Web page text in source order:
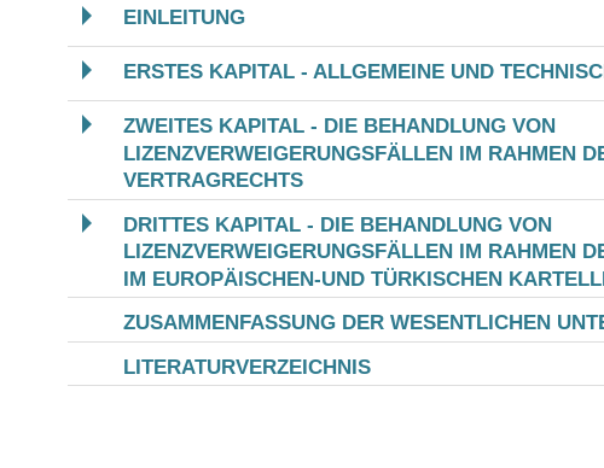
EINLEITUNG
ERSTES KAPITAL - ALLGEMEINE UND
ZWEITES KAPITAL - DIE BEHANDLUNG VON
LIZENZVERWEIGERUNGSFÄLLEN IM RAHMEN
VERTRAGRECHTS
DRITTES KAPITAL - DIE BEHANDLUNG VON
LIZENZVERWEIGERUNGSFÄLLEN IM RAHMEN
IM EUROPÄISCHEN-UND TÜRKISCHEN
ZUSAMMENFASSUNG DER WESENTLICHEN
LITERATURVERZEICHNIS